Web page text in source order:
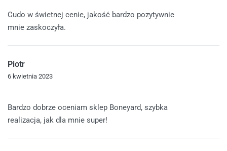
Cudo w świetnej cenie, jakość bardzo pozytywnie
mnie zaskoczyła.
Piotr
6 kwietnia 2023
Bardzo dobrze oceniam sklep Boneyard, szybka
realizacja, jak dla mnie super!